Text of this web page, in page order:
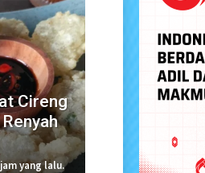
Cireng
yang lalu.